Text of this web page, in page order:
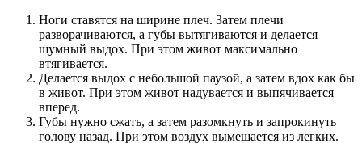
Ноги ставятся на ширине плеч. Затем плечи
разворачиваются, а губы вытягиваются и делается
шумный выдох. При этом живот максимально
втягивается.
Делается выдох с небольшой паузой, а затем вдох как бы
в живот. При этом живот надувается и выпячивается
вперед.
Губы нужно сжать, а затем разомкнуть и запрокинуть
голову назад. При этом воздух вымещается из легких.